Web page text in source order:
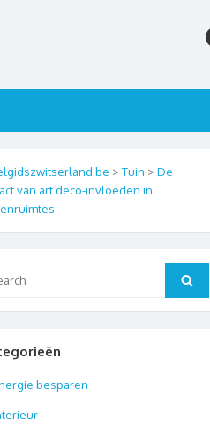
> Tuin > De
van art deco-invloeden in
Search
besparen